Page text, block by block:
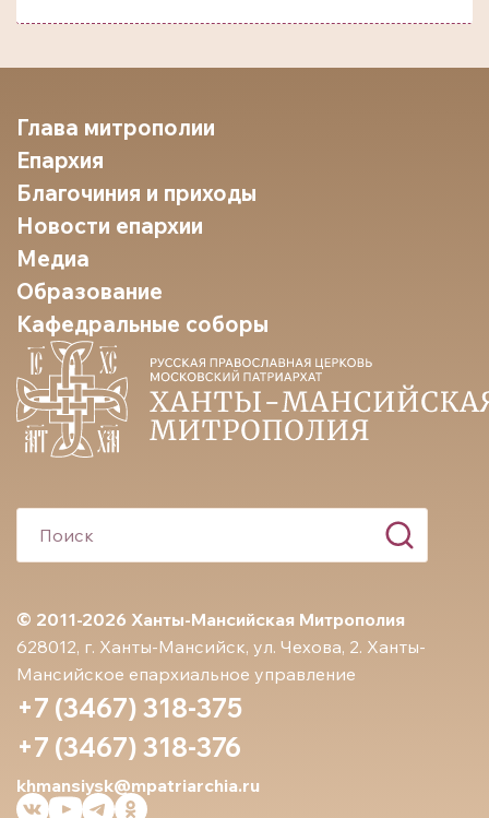
© 2011-2026 Ханты-Мансийская Митрополия
628012, г. Ханты-Мансийск, ул. Чехова, 2. Ханты-
Мансийское епархиальное управление
+7 (3467) 318-375
+7 (3467) 318-376
khmansiysk@mpatriarchia.ru
Глава митрополии
Епархия
Благочиния и приходы
Новости епархии
Медиа
Образование
Кафедральные соборы